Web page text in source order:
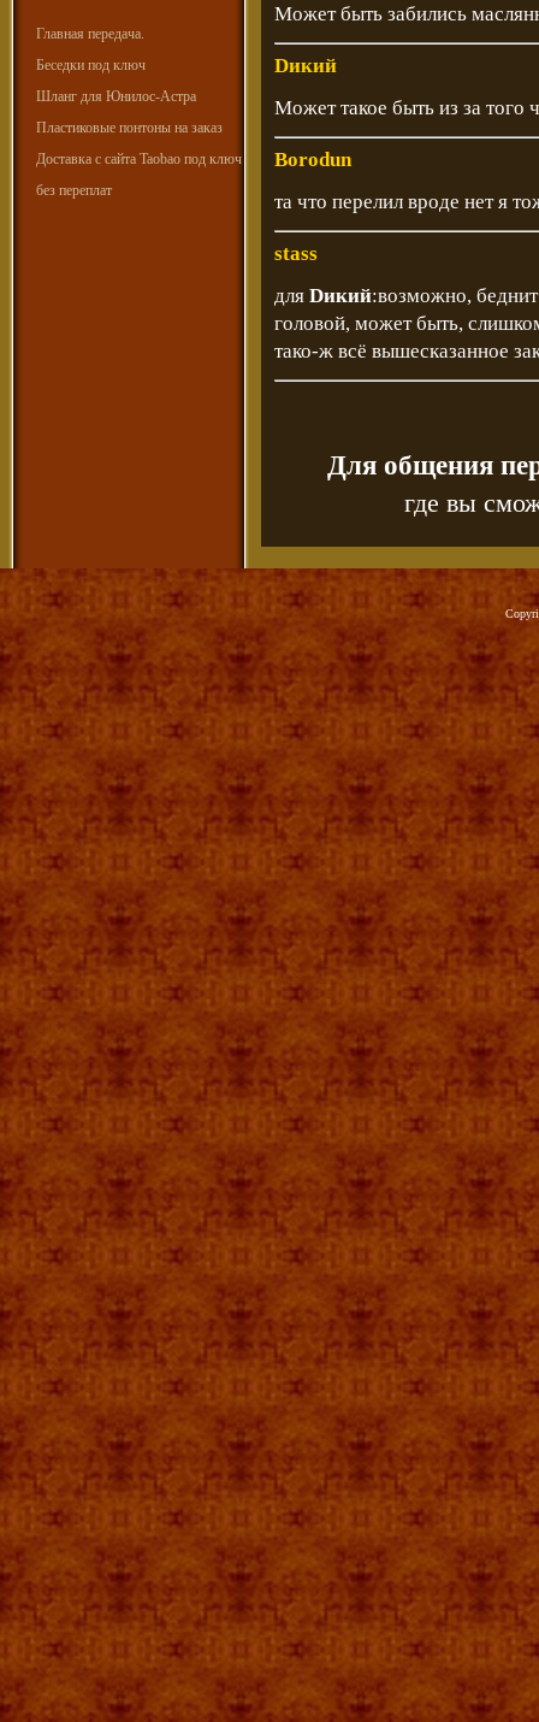
Главная передача.
Беседки под ключ
Шланг для Юнилос-Астра
Пластиковые понтоны на заказ
Доставка с сайта Taobao под ключ
без переплат
Может быть забились
Dикий
Может такое быть из за того
Borodun
та что перелил вроде нет я
stass
для Dикий:возможно,
головой, может быть,
тако-ж всё вышесказанное
Для общения
где вы